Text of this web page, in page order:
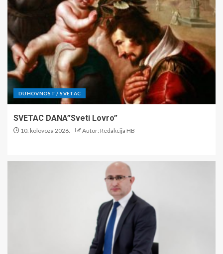
DUHOVNOST / SVETAC
SVETAC DANA”Sveti Lovro”
10. kolovoza 2026. Autor: Redakcija HB